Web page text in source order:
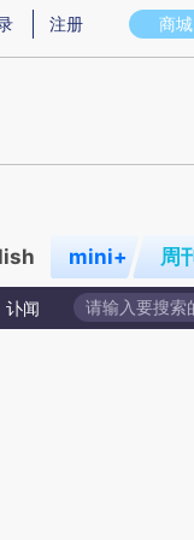
图存在偏差。不代表财
商城
注册
mini+ 周
讣闻